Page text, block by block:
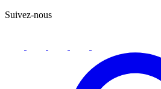
Suivez-nous